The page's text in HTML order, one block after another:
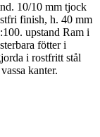
10/10 mm tjock
finish, h. 40 mm
upstand Ram i
fötter i
i rostfritt stål
kanter.